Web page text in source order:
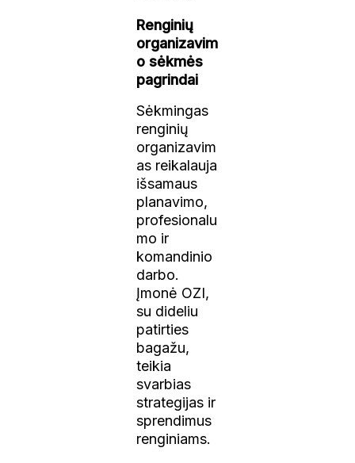
Renginių
organizavim
o sėkmės
pagrindai
Sėkmingas
renginių
organizavim
as reikalauja
išsamaus
planavimo,
profesionalu
mo ir
komandinio
darbo.
Įmonė OZI,
su dideliu
patirties
bagažu,
teikia
svarbias
strategijas ir
sprendimus
renginiams.